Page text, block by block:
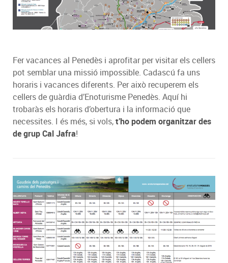
Fer vacances al Penedès i aprofitar per visitar els cellers
pot semblar una missió impossible. Cadascú fa uns
horaris i vacances diferents. Per això recuperem els
cellers de guàrdia d’Enoturisme Penedès. Aquí hi
trobaràs els horaris d’obertura i la informació que
necessites. I és més, si vols,t’ho podem organitzar des
de grup Cal Jafra!